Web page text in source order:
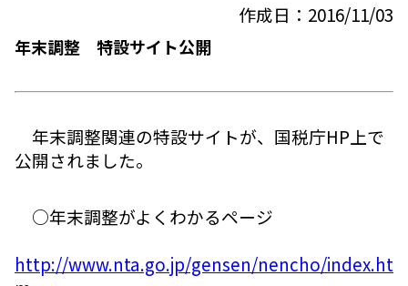
作成日：2016/11/03
年末調整 特設サイト公開
年末調整関連の特設サイトが、国税庁HP上で
公開されました。
○年末調整がよくわかるページ
http://www.nta.go.jp/gensen/nencho/index.ht